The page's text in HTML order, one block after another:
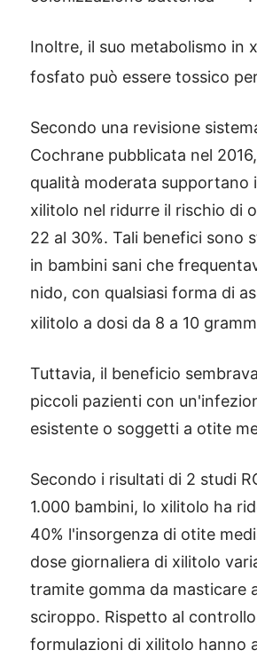
Inoltre, il suo metabolismo in
fosfato può essere tossico
Secondo una revisione
Cochrane pubblicata nel
qualità moderata supportano
xilitolo nel ridurre il rischio di
22 al 30%. Tali benefici sono
in bambini sani che
nido, con qualsiasi forma di
xilitolo a dosi da 8 a 10
Tuttavia, il beneficio
piccoli pazienti con
esistente o soggetti a otite
Secondo i risultati di 2 studi
1.000 bambini, lo xilitolo ha
40% l'insorgenza di otite
dose giornaliera di xilitolo
tramite gomma da masticare
sciroppo. Rispetto al
formulazioni di xilitolo hanno